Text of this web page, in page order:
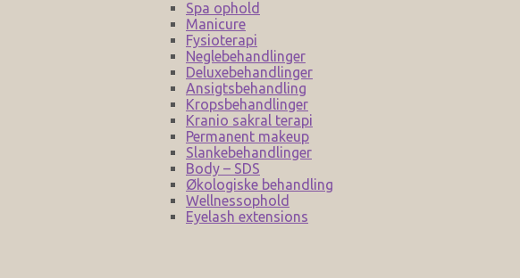
Spa ophold
Manicure
Fysioterapi
Neglebehandlinger
Deluxebehandlinger
Ansigtsbehandling
Kropsbehandlinger
Kranio sakral terapi
Permanent makeup
Slankebehandlinger
Body – SDS
Økologiske behandling
Wellnessophold
Eyelash extensions